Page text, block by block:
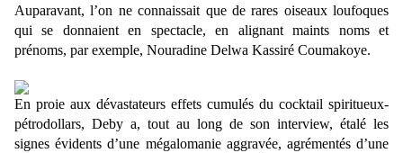
Auparavant, l’on ne connaissait que de rares oiseaux loufoques
qui se donnaient en spectacle, en alignant maints noms et
prénoms, par exemple, Nouradine Delwa Kassiré Coumakoye.
En proie aux dévastateurs effets cumulés du cocktail spiritueux-
pétrodollars, Deby a, tout au long de son interview, étalé les
signes évidents d’une mégalomanie aggravée, agrémentés d’une